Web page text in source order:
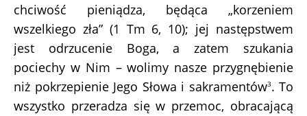
chciwość pieniądza, będąca „korzeniem
wszelkiego zła” (1 Tm 6, 10); jej następstwem
jest odrzucenie Boga, a zatem szukania
pociechy w Nim – wolimy nasze przygnębienie
niż pokrzepienie Jego Słowa i sakramentów3. To
wszystko przeradza się w przemoc, obracającą